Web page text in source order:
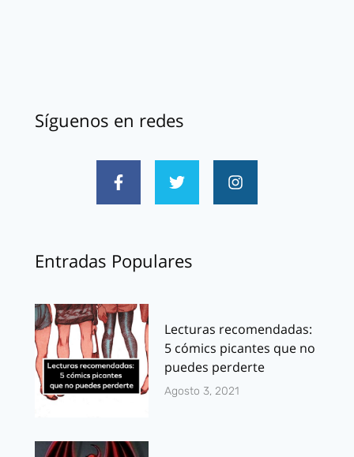
Síguenos en redes
Entradas Populares
Lecturas recomendadas:
5 cómics picantes que no
puedes perderte
Agosto 3, 2021